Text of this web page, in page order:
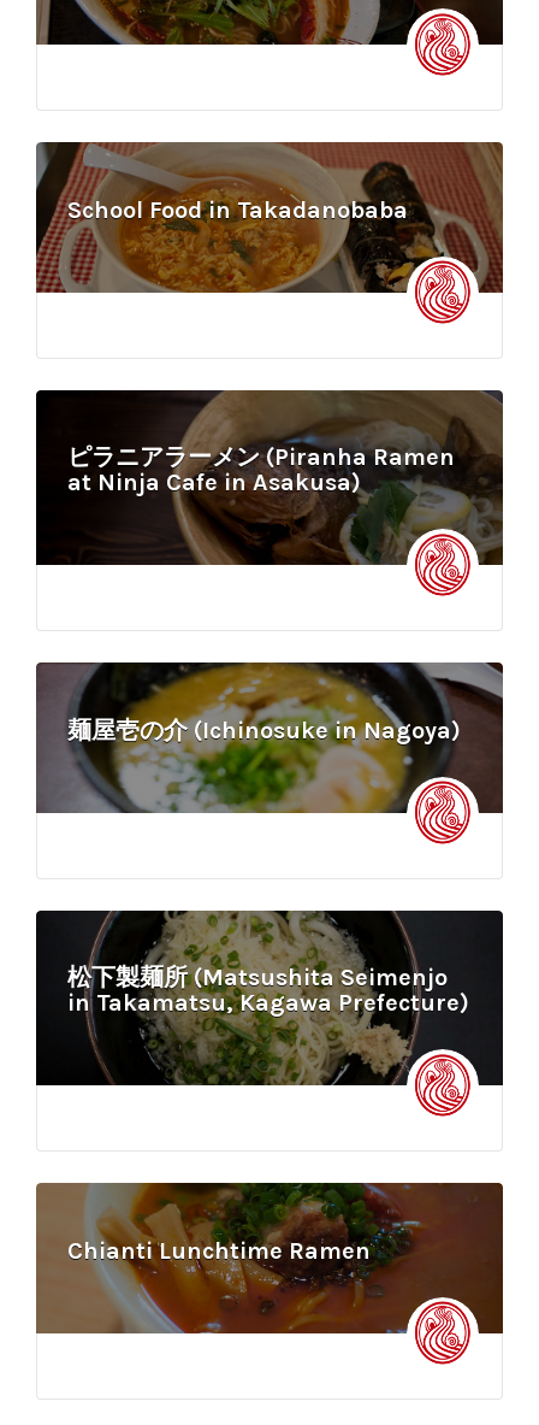
School Food in Takadanobaba
ピラニアラーメン (Piranha Ramen
at Ninja Cafe in Asakusa)
麺屋壱の介 (Ichinosuke in Nagoya)
松下製麺所 (Matsushita Seimenjo
in Takamatsu, Kagawa Prefecture)
Chianti Lunchtime Ramen